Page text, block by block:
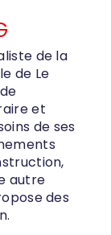
de la
de Le
et
de ses
autre
des